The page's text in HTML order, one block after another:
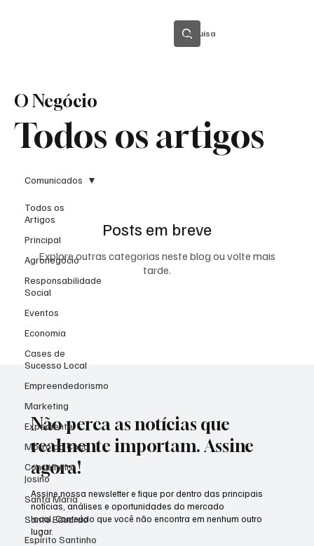
Pesquisa
Todos os artigos
O Negócio
Todos os
Artigos
Principal
Agronegócio
Responsabilidade
Social
Eventos
Economia
Cases de
Sucesso Local
Empreendedorismo
Marketing
Expediente
Morro do Coco
Conselheiro
Josino
Santa Maria
Santo Eduardo
Espírito Santinho
Comunicados
Posts em breve
Explore outras categorias neste blog ou volte mais
tarde.
Não perca as notícias que
realmente importam. Assine
agora!
Assine nossa newsletter e fique por dentro das principais
notícias, análises e oportunidades do mercado
local. Conteúdo que você não encontra em nenhum outro
lugar.